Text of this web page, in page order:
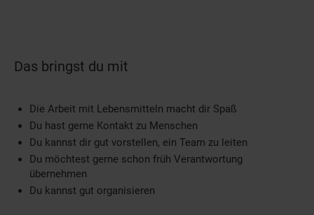
Das bringst du mit
Die Arbeit mit Lebensmitteln macht dir Spaß
Du hast gerne Kontakt zu Menschen
Du kannst dir gut vorstellen, ein Team zu leiten
Du möchtest gerne schon früh Verantwortung
übernehmen
Du kannst gut organisieren